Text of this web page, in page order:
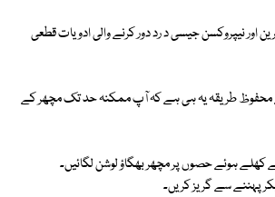
اور نیپروکسن جیسی د رد دور کرنے والی ادویات قطعی
طریقہ یہ ہی ہے کہ آپ ممکنہ حد تک مچھر کے
ہوئے حصوں پر مچھر بھگاؤ لوشن لگائیں۔
پہننے سے گریز کریں۔